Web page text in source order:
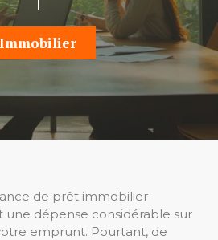
Immobilier
de prêt immobilier
une dépense considérable sur
emprunt. Pourtant, de